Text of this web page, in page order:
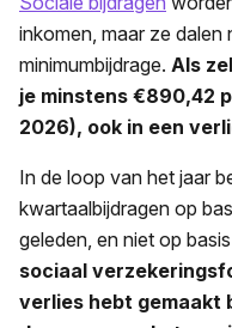
inkomen, maar ze
minimumbijdrage. Als
je minstens €890,42
2026), ook in een
In de loop van het jaar
kwartaalbijdragen op
geleden, en niet op
sociaal
verlies hebt gemaakt